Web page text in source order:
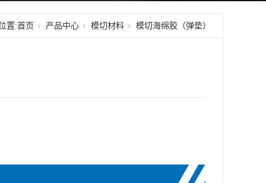
置:首页 产品中心 模切材料 模切海绵胶（弹垫）